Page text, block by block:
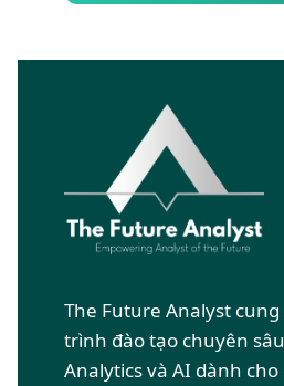
The Future Analyst
trình đào tạo chuyên
Analytics và AI dành